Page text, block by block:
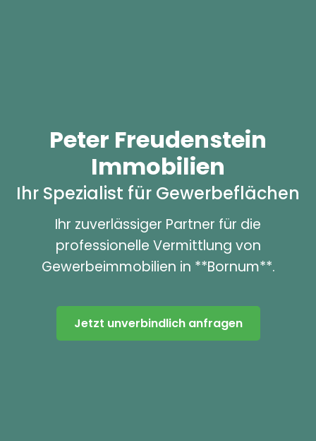
Peter Freudenstein
Immobilien
Ihr Spezialist für Gewerbeflächen
Ihr zuverlässiger Partner für die
professionelle Vermittlung von
Gewerbeimmobilien in **Bornum**.
Jetzt unverbindlich anfragen